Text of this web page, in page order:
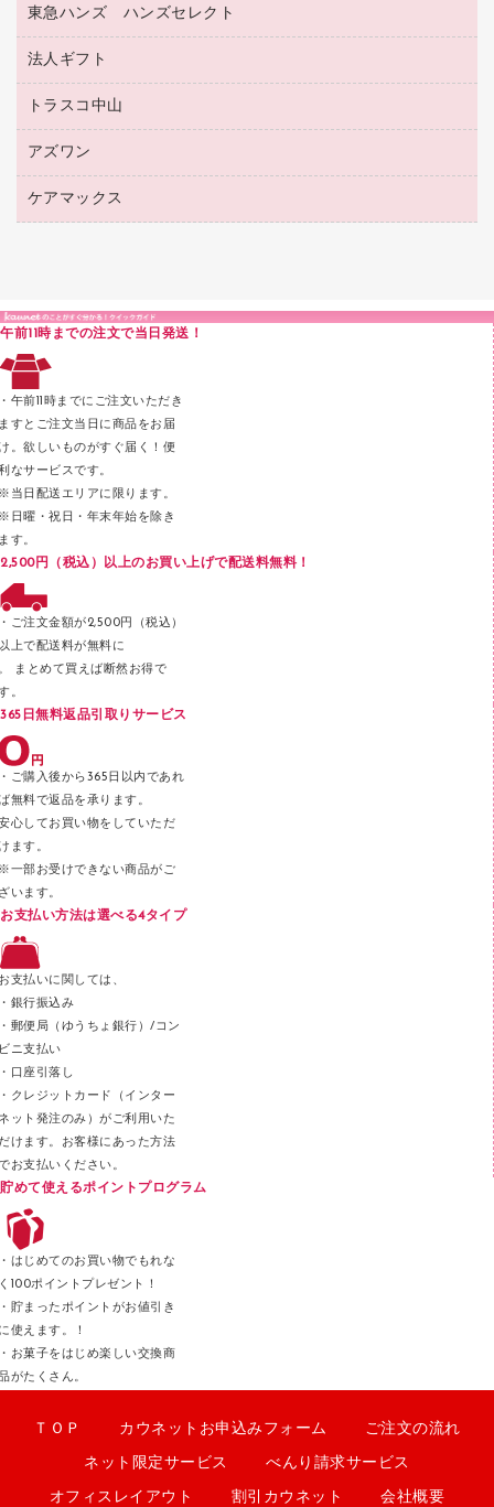
ファイルボックス
パイプ式ファイル
その他ファイル
クリヤーホルダー
クリヤーブック（差替式）
クリヤーブック（固定式）
Ｚ式ファイル
２穴リフィル・２穴インデックス
ボールペン（油性）
ボールペン（ゲルインク）
シャープペンシル用替芯
電話台
針なしステープラー
紙めくり
裁断機
印章用品
ラベル類
メンディングテープ
メッシュケース／ペンケース
フロアケース
ブックエンド／ブックスタンド
パンチ
はさみ
テープカッター
その他文具
セロハンテープ
スティックのり
クリップ
カッター
店舗運営用品
陳列什器
紙手提げ袋
レジ・ポリ袋
ディスプレイ用品
カウンター／お会計用品
東急ハンズ ハンズセレクト
東急ハンズ
法人ギフト
高島屋
カウネットギフト
高島屋（食品・飲料）
カウネットギフト（食品・飲料）
トラスコ中山
建築・作業用品
アズワン
医療・介護用品（食品・飲料・食添製品）
ケアマックス
午前11時までの注文で当日発送！
午前11時までにご注文いただき
すとご注文当日に商品をお届
。欲しいものがすぐ届く！便
なサービスです。
当日配送エリアに限ります。
日曜・祝日・年末年始を除き
す。
2,500円（税込）以上のお買い上げで配送料無料！
ご注文金額が2,500円（税込）
上で配送料が無料に
まとめて買えば断然お得で
。
365日無料返品引取りサービス
ご購入後から365日以内であれ
無料で返品を承ります。
心してお買い物をしていただ
ます。
一部お受けできない商品がご
います。
お支払い方法は選べる4タイプ
支払いに関しては、
銀行振込み
郵便局（ゆうちょ銀行）/コン
ニ支払い
口座引落し
クレジットカード（インター
ット発注のみ）がご利用いた
けます。お客様にあった方法
お支払いください。
貯めて使えるポイントプログラム
はじめてのお買い物でもれな
100ポイントプレゼント！
貯まったポイントがお値引き
使えます。！
お菓子をはじめ楽しい交換商
がたくさん。
ＴＯＰ カウネットお申込みフォーム ご注文の流れ
ネット限定サービス べんり請求サービス
オフィスレイアウト 割引カウネット 会社概要